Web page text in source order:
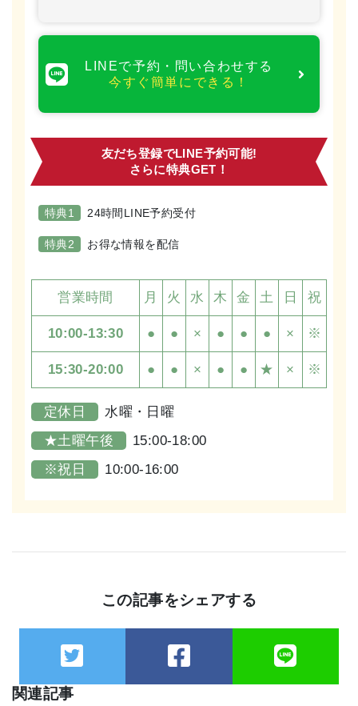
LINEで予約・問い合わせする
今すぐ簡単にできる！
友だち登録でLINE予約可能!
さらに特典GET！
特典1 24時間LINE予約受付
特典2 お得な情報を配信
営業時間 月 火 水 木 金 土 日 祝
10:00-13:30 ● ● × ● ● ● × ※
15:30-20:00 ● ● × ● ● ★ × ※
定休日
水曜・日曜
★土曜午後
15:00-18:00
※祝日
10:00-16:00
この記事をシェアする
関連記事